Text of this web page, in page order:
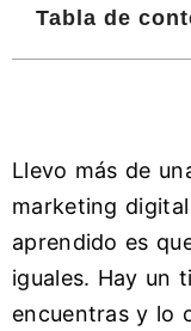
Tabla de
Llevo más de
marketing
aprendido es
iguales. Hay un
encuentras y lo